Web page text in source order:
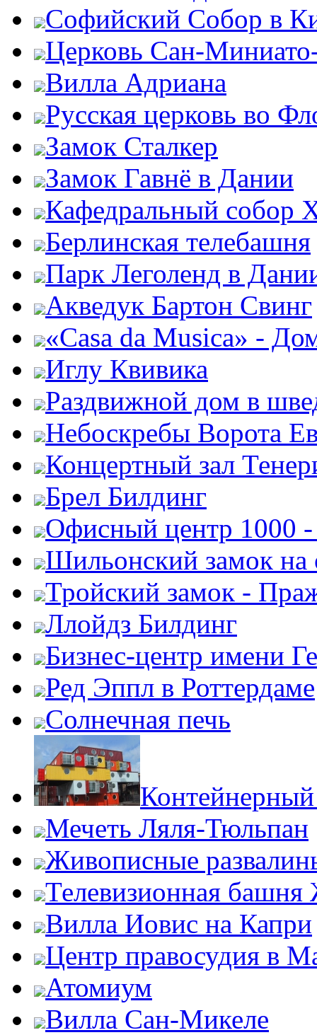
Софийский Собор в
Церковь Сан-
Вилла Адриана
Русская церковь во
Замок Сталкер
Замок Гавнё в Дании
Кафедральный собор
Берлинская телебашня
Парк Леголенд в
Акведук Бартон Свинг
«Casa da Musica» -
Иглу Квивика
Раздвижной дом в
Небоскребы Ворота
Концертный зал
Брел Билдинг
Офисный центр 1000 -
Шильонский замок на
Тройский замок -
Ллойдз Билдинг
Бизнес-центр имени
Ред Эппл в Роттердаме
Солнечная печь
Мечеть Ляля-Тюльпан
Живописные
Телевизионная
Вилла Иовис на Капри
Центр правосудия в
Атомиум
Вилла Сан-Микеле